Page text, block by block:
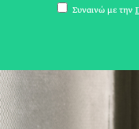
Συναινώ με την